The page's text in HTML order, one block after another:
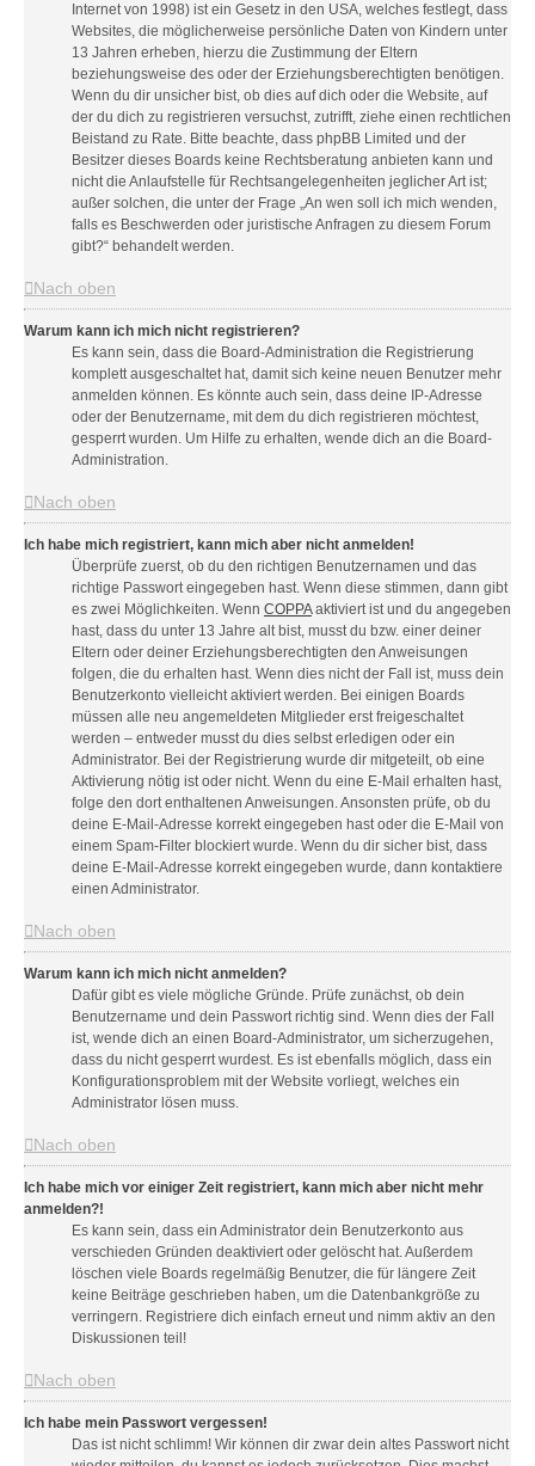
Internet von 1998) ist ein Gesetz in den USA, welches festlegt, dass
Websites, die möglicherweise persönliche Daten von Kindern unter
13 Jahren erheben, hierzu die Zustimmung der Eltern
beziehungsweise des oder der Erziehungsberechtigten benötigen.
Wenn du dir unsicher bist, ob dies auf dich oder die Website, auf
der du dich zu registrieren versuchst, zutrifft, ziehe einen rechtlichen
Beistand zu Rate. Bitte beachte, dass phpBB Limited und der
Besitzer dieses Boards keine Rechtsberatung anbieten kann und
nicht die Anlaufstelle für Rechtsangelegenheiten jeglicher Art ist;
außer solchen, die unter der Frage „An wen soll ich mich wenden,
falls es Beschwerden oder juristische Anfragen zu diesem Forum
gibt?“ behandelt werden.
Nach oben
Warum kann ich mich nicht registrieren?
Es kann sein, dass die Board-Administration die Registrierung
komplett ausgeschaltet hat, damit sich keine neuen Benutzer mehr
anmelden können. Es könnte auch sein, dass deine IP-Adresse
oder der Benutzername, mit dem du dich registrieren möchtest,
gesperrt wurden. Um Hilfe zu erhalten, wende dich an die Board-
Administration.
Nach oben
Ich habe mich registriert, kann mich aber nicht anmelden!
Überprüfe zuerst, ob du den richtigen Benutzernamen und das
richtige Passwort eingegeben hast. Wenn diese stimmen, dann gibt
es zwei Möglichkeiten. Wenn COPPAaktiviert ist und du angegeben
hast, dass du unter 13 Jahre alt bist, musst du bzw. einer deiner
Eltern oder deiner Erziehungsberechtigten den Anweisungen
folgen, die du erhalten hast. Wenn dies nicht der Fall ist, muss dein
Benutzerkonto vielleicht aktiviert werden. Bei einigen Boards
müssen alle neu angemeldeten Mitglieder erst freigeschaltet
werden – entweder musst du dies selbst erledigen oder ein
Administrator. Bei der Registrierung wurde dir mitgeteilt, ob eine
Aktivierung nötig ist oder nicht. Wenn du eine E-Mail erhalten hast,
folge den dort enthaltenen Anweisungen. Ansonsten prüfe, ob du
deine E-Mail-Adresse korrekt eingegeben hast oder die E-Mail von
einem Spam-Filter blockiert wurde. Wenn du dir sicher bist, dass
deine E-Mail-Adresse korrekt eingegeben wurde, dann kontaktiere
einen Administrator.
Nach oben
Warum kann ich mich nicht anmelden?
Dafür gibt es viele mögliche Gründe. Prüfe zunächst, ob dein
Benutzername und dein Passwort richtig sind. Wenn dies der Fall
ist, wende dich an einen Board-Administrator, um sicherzugehen,
dass du nicht gesperrt wurdest. Es ist ebenfalls möglich, dass ein
Konfigurationsproblem mit der Website vorliegt, welches ein
Administrator lösen muss.
Nach oben
Ich habe mich vor einiger Zeit registriert, kann mich aber nicht mehr
anmelden?!
Es kann sein, dass ein Administrator dein Benutzerkonto aus
verschieden Gründen deaktiviert oder gelöscht hat. Außerdem
löschen viele Boards regelmäßig Benutzer, die für längere Zeit
keine Beiträge geschrieben haben, um die Datenbankgröße zu
verringern. Registriere dich einfach erneut und nimm aktiv an den
Diskussionen teil!
Nach oben
Ich habe mein Passwort vergessen!
Das ist nicht schlimm! Wir können dir zwar dein altes Passwort nicht